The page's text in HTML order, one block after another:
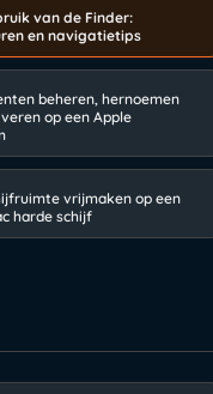
van de Finder:
en navigatietips
beheren, hernoemen
op een Apple
vrijmaken op een
harde schijf